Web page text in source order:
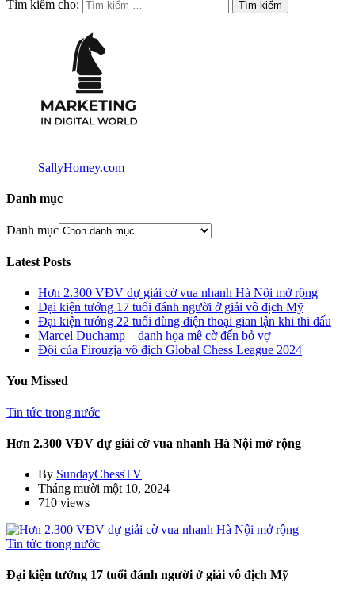
Tìm kiếm cho:
SallyHomey.com
Danh mục
Danh mục
Latest Posts
Hơn 2.300 VĐV dự giải cờ vua nhanh Hà Nội mở rộng
Đại kiện tướng 17 tuổi đánh người ở giải vô địch Mỹ
Đại kiện tướng 22 tuổi dùng điện thoại gian lận khi thi đấu
Marcel Duchamp – danh họa mê cờ đến bỏ vợ
Đội của Firouzja vô địch Global Chess League 2024
You Missed
Tin tức trong nước
Hơn 2.300 VĐV dự giải cờ vua nhanh Hà Nội mở rộng
By SundayChessTV
Tháng mười một 10, 2024
710 views
Tin tức trong nước
Đại kiện tướng 17 tuổi đánh người ở giải vô địch Mỹ